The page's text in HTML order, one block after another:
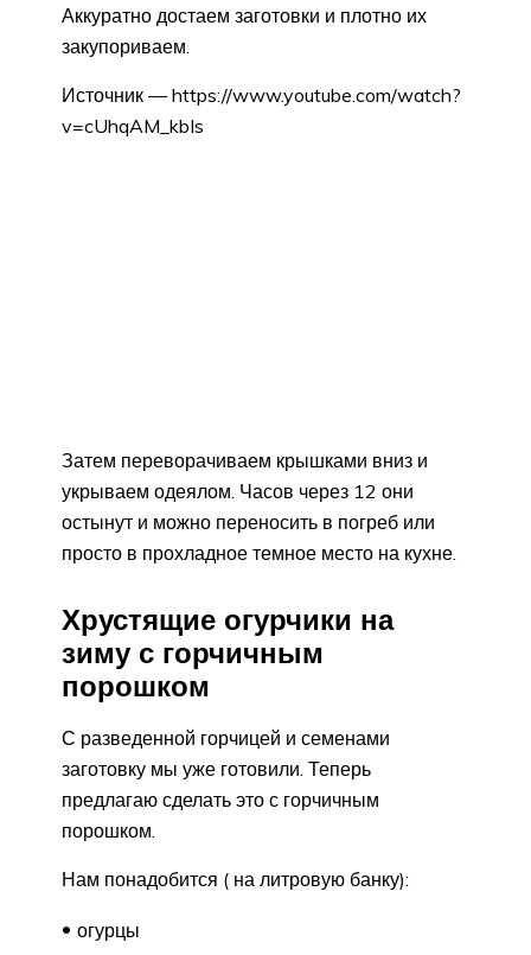
Аккуратно достаем заготовки и плотно их
закупориваем.
Источник — https://www.youtube.com/watch?
v=cUhqAM_kbIs
Затем переворачиваем крышками вниз и
укрываем одеялом. Часов через 12 они
остынут и можно переносить в погреб или
просто в прохладное темное место на кухне.
Хрустящие огурчики на
зиму с горчичным
порошком
С разведенной горчицей и семенами
заготовку мы уже готовили. Теперь
предлагаю сделать это с горчичным
порошком.
Нам понадобится ( на литровую банку):
огурцы